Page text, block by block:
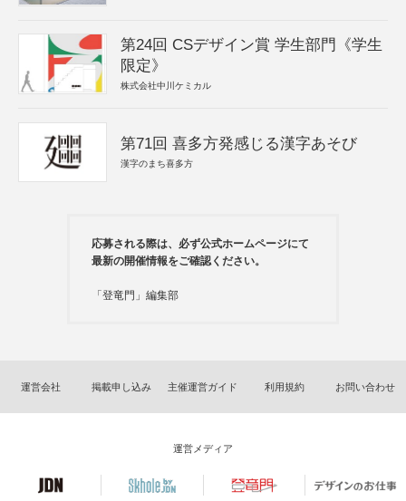
第24回 CSデザイン賞 学生部門《学生
限定》
株式会社中川ケミカル
第71回 喜多方発感じる漢字あそび
漢字のまち喜多方
応募される際は、必ず公式ホームページにて
最新の開催情報をご確認ください。
「登竜門」編集部
運営会社 掲載申し込み 主催運営ガイド 利用規約 お問い合わせ
運営メディア